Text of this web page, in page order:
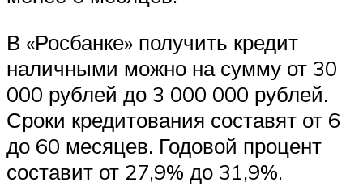
В «Росбанке» получить кредит
наличными можно на сумму от 30
000 рублей до 3 000 000 рублей.
Сроки кредитования составят от 6
до 60 месяцев. Годовой процент
составит от 27,9% до 31,9%.